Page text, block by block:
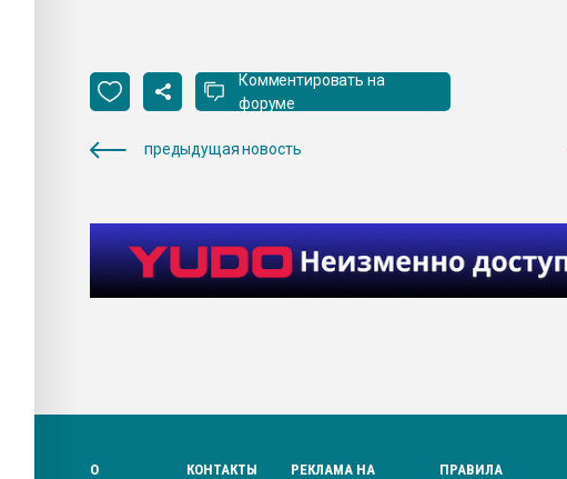
Комментировать на
форуме
предыдущая новость
О
КОНТАКТЫ
РЕКЛАМА НА
ПРАВИЛА